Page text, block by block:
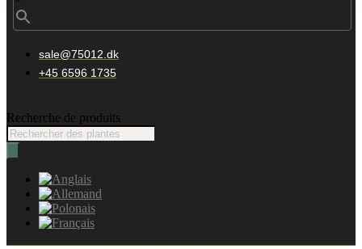
sale@75012.dk
+45 6596 1735
Recherche de produits